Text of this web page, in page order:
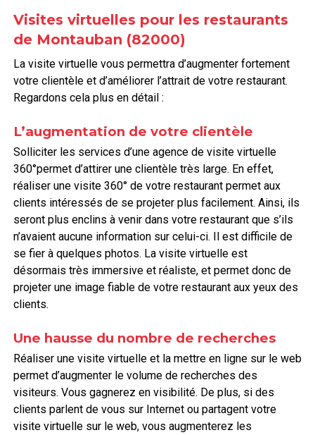
Visites virtuelles pour les restaurants
de Montauban (82000)
La visite virtuelle vous permettra d’augmenter fortement
votre clientèle et d’améliorer l’attrait de votre restaurant.
Regardons cela plus en détail :
L’augmentation de votre clientèle
Solliciter les services d’une agence de visite virtuelle
360°permet d’attirer une clientèle très large. En effet,
réaliser une visite 360° de votre restaurant permet aux
clients intéressés de se projeter plus facilement. Ainsi, ils
seront plus enclins à venir dans votre restaurant que s’ils
n’avaient aucune information sur celui-ci. Il est difficile de
se fier à quelques photos. La visite virtuelle est
désormais très immersive et réaliste, et permet donc de
projeter une image fiable de votre restaurant aux yeux des
clients.
Une hausse du nombre de recherches
Réaliser une visite virtuelle et la mettre en ligne sur le web
permet d’augmenter le volume de recherches des
visiteurs. Vous gagnerez en visibilité. De plus, si des
clients parlent de vous sur Internet ou partagent votre
visite virtuelle sur le web, vous augmenterez les